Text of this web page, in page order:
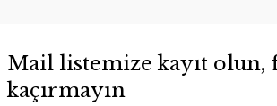
Mail listemize kayıt olun,
kaçırmayın